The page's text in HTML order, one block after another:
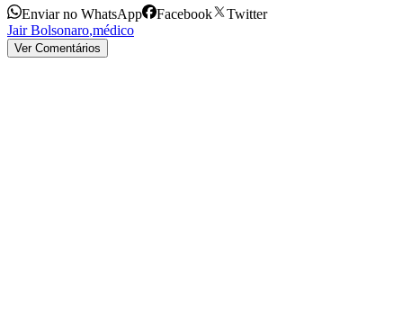
Enviar no WhatsApp Facebook
Twitter
Jair Bolsonaro,médico
Ver Comentários